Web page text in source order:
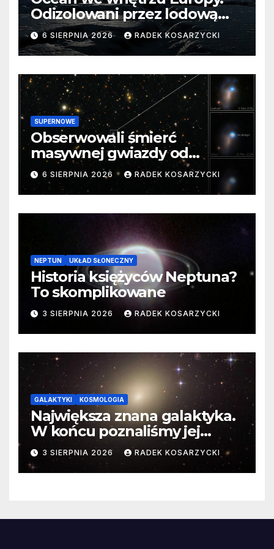
Odizolowani przez lodową
barierę
6 SIERPNIA 2026 RADEK KOSARZYCKI
SUPERNOWE
Obserwowali śmierć
masywnej gwiazdy od
samego początku. Niezwykle
cenne dane
6 SIERPNIA 2026 RADEK KOSARZYCKI
NEPTUN UKŁAD SŁONECZNY
Historia księżyców Neptuna?
To skomplikowane
3 SIERPNIA 2026 RADEK KOSARZYCKI
GALAKTYKI KOSMOLOGIA
Największa znana galaktyka.
W końcu poznaliśmy jej
faktyczne wymiary
3 SIERPNIA 2026 RADEK KOSARZYCKI